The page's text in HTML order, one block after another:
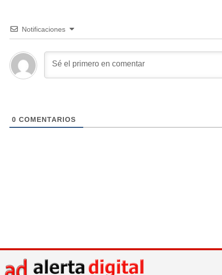
Notificaciones
0 COMENTARIOS